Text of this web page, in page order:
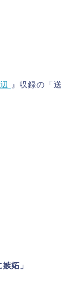
』収録の「送
妬」